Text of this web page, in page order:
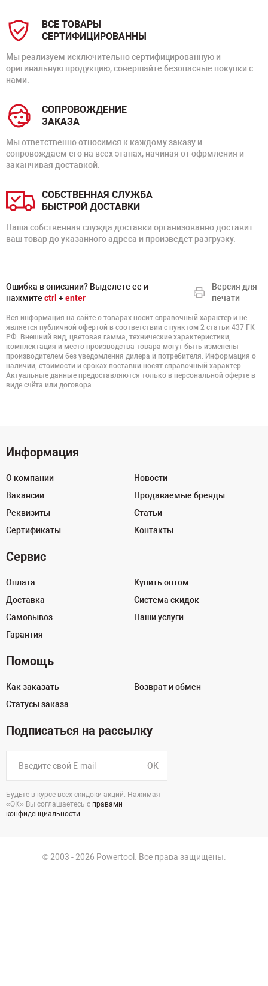
ВСЕ ТОВАРЫ
СЕРТИФИЦИРОВАННЫ
Мы реализуем исключительно сертифицированную и
оригинальную продукцию, совершайте безопасные покупки с
нами.
СОПРОВОЖДЕНИЕ
ЗАКАЗА
Мы ответственно относимся к каждому заказу и
сопровождаем его на всех этапах, начиная от офрмления и
заканчивая доставкой.
СОБСТВЕННАЯ СЛУЖБА
БЫСТРОЙ ДОСТАВКИ
Наша собственная служда доставки организованно доставит
ваш товар до указанного адреса и произведет разгрузку.
Ошибка в описании? Выделете ее и
нажмите ctrl +enter
Версия для
печати
Вся информация на сайте о товарах носит справочный характер и не
является публичной офертой в соответствии с пунктом 2 статьи 437 ГК
РФ. Внешний вид, цветовая гамма, технические характеристики,
комплектация и место производства товара могут быть изменены
производителем без уведомления дилера и потребителя. Информация о
наличии, стоимости и сроках поставки носят справочный характер.
Актуальные данные предоставляются только в персональной оферте в
виде счёта или договора.
Информация
О компании
Вакансии
Реквизиты
Сертификаты
Новости
Продаваемые бренды
Статьи
Контакты
Сервис
Оплата
Доставка
Самовывоз
Гарантия
Купить оптом
Система скидок
Наши услуги
Помощь
Как заказать
Статусы заказа
Возврат и обмен
Подписаться на рассылку
OK
Будьте в курсе всех скидоки акций. Нажимая
«ОК» Вы соглашаетесь с правами
конфиденциальности.
© 2003 - 2026 Powertool. Все права защищены.